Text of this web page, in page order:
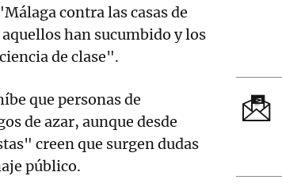
contra las casas de
han sucumbido y los
de clase".
que personas de
de azar, aunque desde
creen que surgen dudas
público.